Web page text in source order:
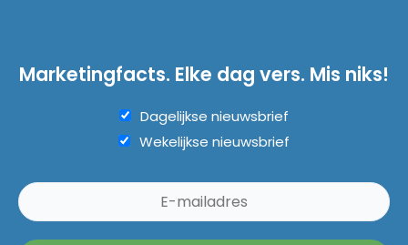
Marketingfacts. Elke dag vers. Mis niks!
Dagelijkse nieuwsbrief
Wekelijkse nieuwsbrief